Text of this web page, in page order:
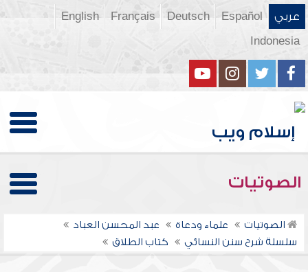
عربي Español
Deutsch
Français
English
Indonesia
الصوتيات
الصوتيات علماء ودعاة
عبد المحسن العباد
سلسلة شرح سنن النسائي
كتاب الطلاق